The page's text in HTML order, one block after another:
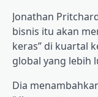
Jonathan
bisnis itu akan
keras” di kuartal
global yang lebih
Dia